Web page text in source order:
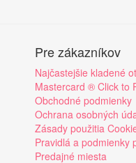
Pre zákazníkov
Najčastejšie kladené
Mastercard ® Click to
Obchodné podmienky
Ochrana osobných
Zásady použitia
Pravidlá a podmienky
Predajné miesta